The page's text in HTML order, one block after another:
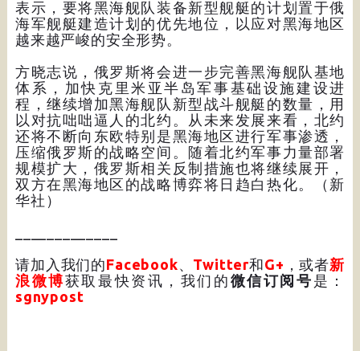
表示，要将黑海舰队装备新型舰艇的计划置于俄
海军舰艇建造计划的优先地位，以应对黑海地区
越来越严峻的安全形势。
方晓志说，俄罗斯将会进一步完善黑海舰队基地
体系，加快克里米亚半岛军事基础设施建设进
程，继续增加黑海舰队新型战斗舰艇的数量，用
以对抗咄咄逼人的北约。从未来发展来看，北约
还将不断向东欧特别是黑海地区进行军事渗透，
压缩俄罗斯的战略空间。随着北约军事力量部署
规模扩大，俄罗斯相关反制措施也将继续展开，
双方在黑海地区的战略博弈将日趋白热化。（新
华社）
请加入我们的Facebook、 Twitter和G+ ，或者新
浪微博获取最快资讯，我们的 微信订阅号 是：
sgnypost